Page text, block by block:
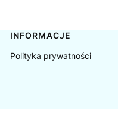
INFORMACJE
Polityka prywatności